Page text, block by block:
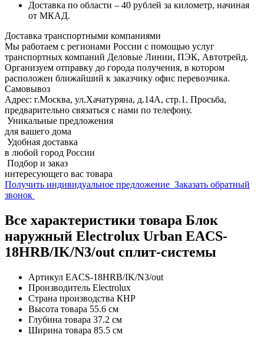
Доставка по области – 40 рублей за километр, начиная
от МКАД.
Доставка транспортными компаниями
Мы работаем с регионами России с помощью услуг
транспортных компаний Деловые Линии, ПЭК, Автотрейд.
Организуем отправку до города получения, в котором
расположен ближайший к заказчику офис перевозчика.
Самовывоз
Адрес: г.Москва, ул.Хачатуряна, д.14А, стр.1. Просьба,
предварительно связаться с нами по телефону.
Уникальные предложения
для вашего дома
Удобная доставка
в любой город России
Подбор и заказ
интересующего вас товара
Получить индивидуальное предложение Заказать обратный
звонок
Все характеристики товара Блок
наружный Electrolux Urban EACS-
18HRB/IK/N3/out сплит-системы
Артикул EACS-18HRB/IK/N3/out
Производитель Electrolux
Страна производства КНР
Высота товара 55.6 см
Глубина товара 37.2 см
Ширина товара 85.5 см